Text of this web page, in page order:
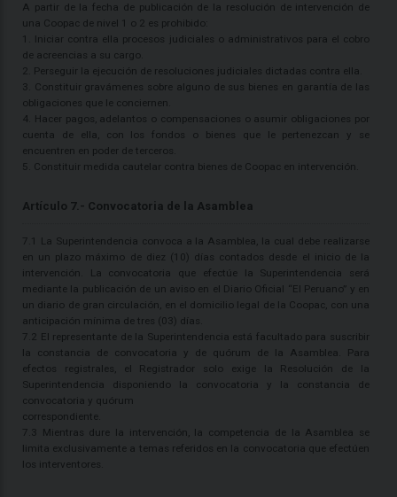
A partir de la fecha de publicación de la resolución de intervención de
una Coopac de nivel 1 o 2 es prohibido:
1. Iniciar contra ella procesos judiciales o administrativos para el cobro
de acreencias a su cargo.
2. Perseguir la ejecución de resoluciones judiciales dictadas contra ella.
3. Constituir gravámenes sobre alguno de sus bienes en garantía de las
obligaciones que le conciernen.
4. Hacer pagos, adelantos o compensaciones o asumir obligaciones por
cuenta de ella, con los fondos o bienes que le pertenezcan y se
encuentren en poder de terceros.
5. Constituir medida cautelar contra bienes de Coopac en intervención.
Artículo 7.- Convocatoria de la Asamblea
7.1 La Superintendencia convoca a la Asamblea, la cual debe realizarse
en un plazo máximo de diez (10) días contados desde el inicio de la
intervención. La convocatoria que efectúe la Superintendencia será
mediante la publicación de un aviso en el Diario Oficial “El Peruano” y en
un diario de gran circulación, en el domicilio legal de la Coopac, con una
anticipación mínima de tres (03) días.
7.2 El representante de la Superintendencia está facultado para suscribir
la constancia de convocatoria y de quórum de la Asamblea. Para
efectos registrales, el Registrador solo exige la Resolución de la
Superintendencia disponiendo la convocatoria y la constancia de
convocatoria y quórum
correspondiente.
7.3 Mientras dure la intervención, la competencia de la Asamblea se
limita exclusivamente a temas referidos en la convocatoria que efectúen
los interventores.